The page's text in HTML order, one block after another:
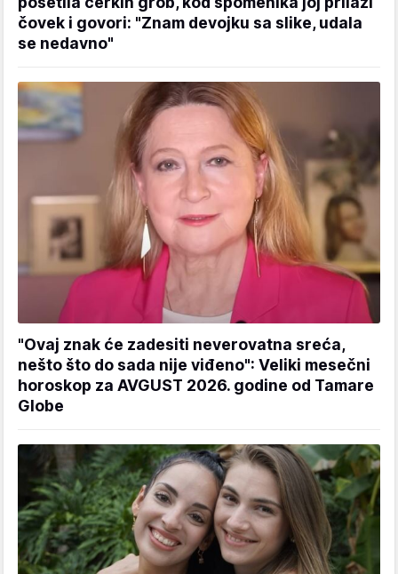
čovek i govori: "Znam devojku sa slike, udala
se nedavno"
"Ovaj znak će zadesiti neverovatna sreća,
nešto što do sada nije viđeno": Veliki mesečni
horoskop za AVGUST 2026. godine od Tamare
Globe